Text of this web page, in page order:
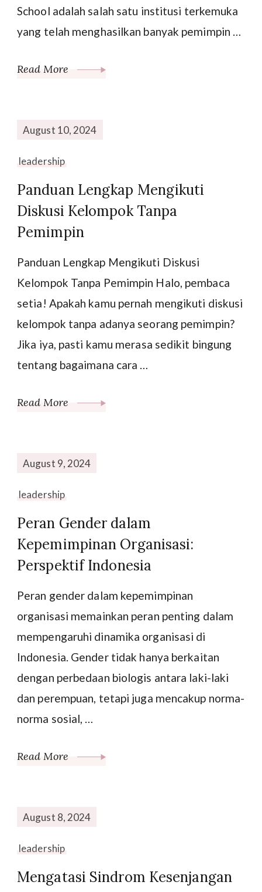
School adalah salah satu institusi terkemuka
yang telah menghasilkan banyak pemimpin …
Read More
August 10, 2024
leadership
Panduan Lengkap Mengikuti
Diskusi Kelompok Tanpa
Pemimpin
Panduan Lengkap Mengikuti Diskusi
Kelompok Tanpa Pemimpin Halo, pembaca
setia! Apakah kamu pernah mengikuti diskusi
kelompok tanpa adanya seorang pemimpin?
Jika iya, pasti kamu merasa sedikit bingung
tentang bagaimana cara …
Read More
August 9, 2024
leadership
Peran Gender dalam
Kepemimpinan Organisasi:
Perspektif Indonesia
Peran gender dalam kepemimpinan
organisasi memainkan peran penting dalam
mempengaruhi dinamika organisasi di
Indonesia. Gender tidak hanya berkaitan
dengan perbedaan biologis antara laki-laki
dan perempuan, tetapi juga mencakup norma-
norma sosial, …
Read More
August 8, 2024
leadership
Mengatasi Sindrom Kesenjangan